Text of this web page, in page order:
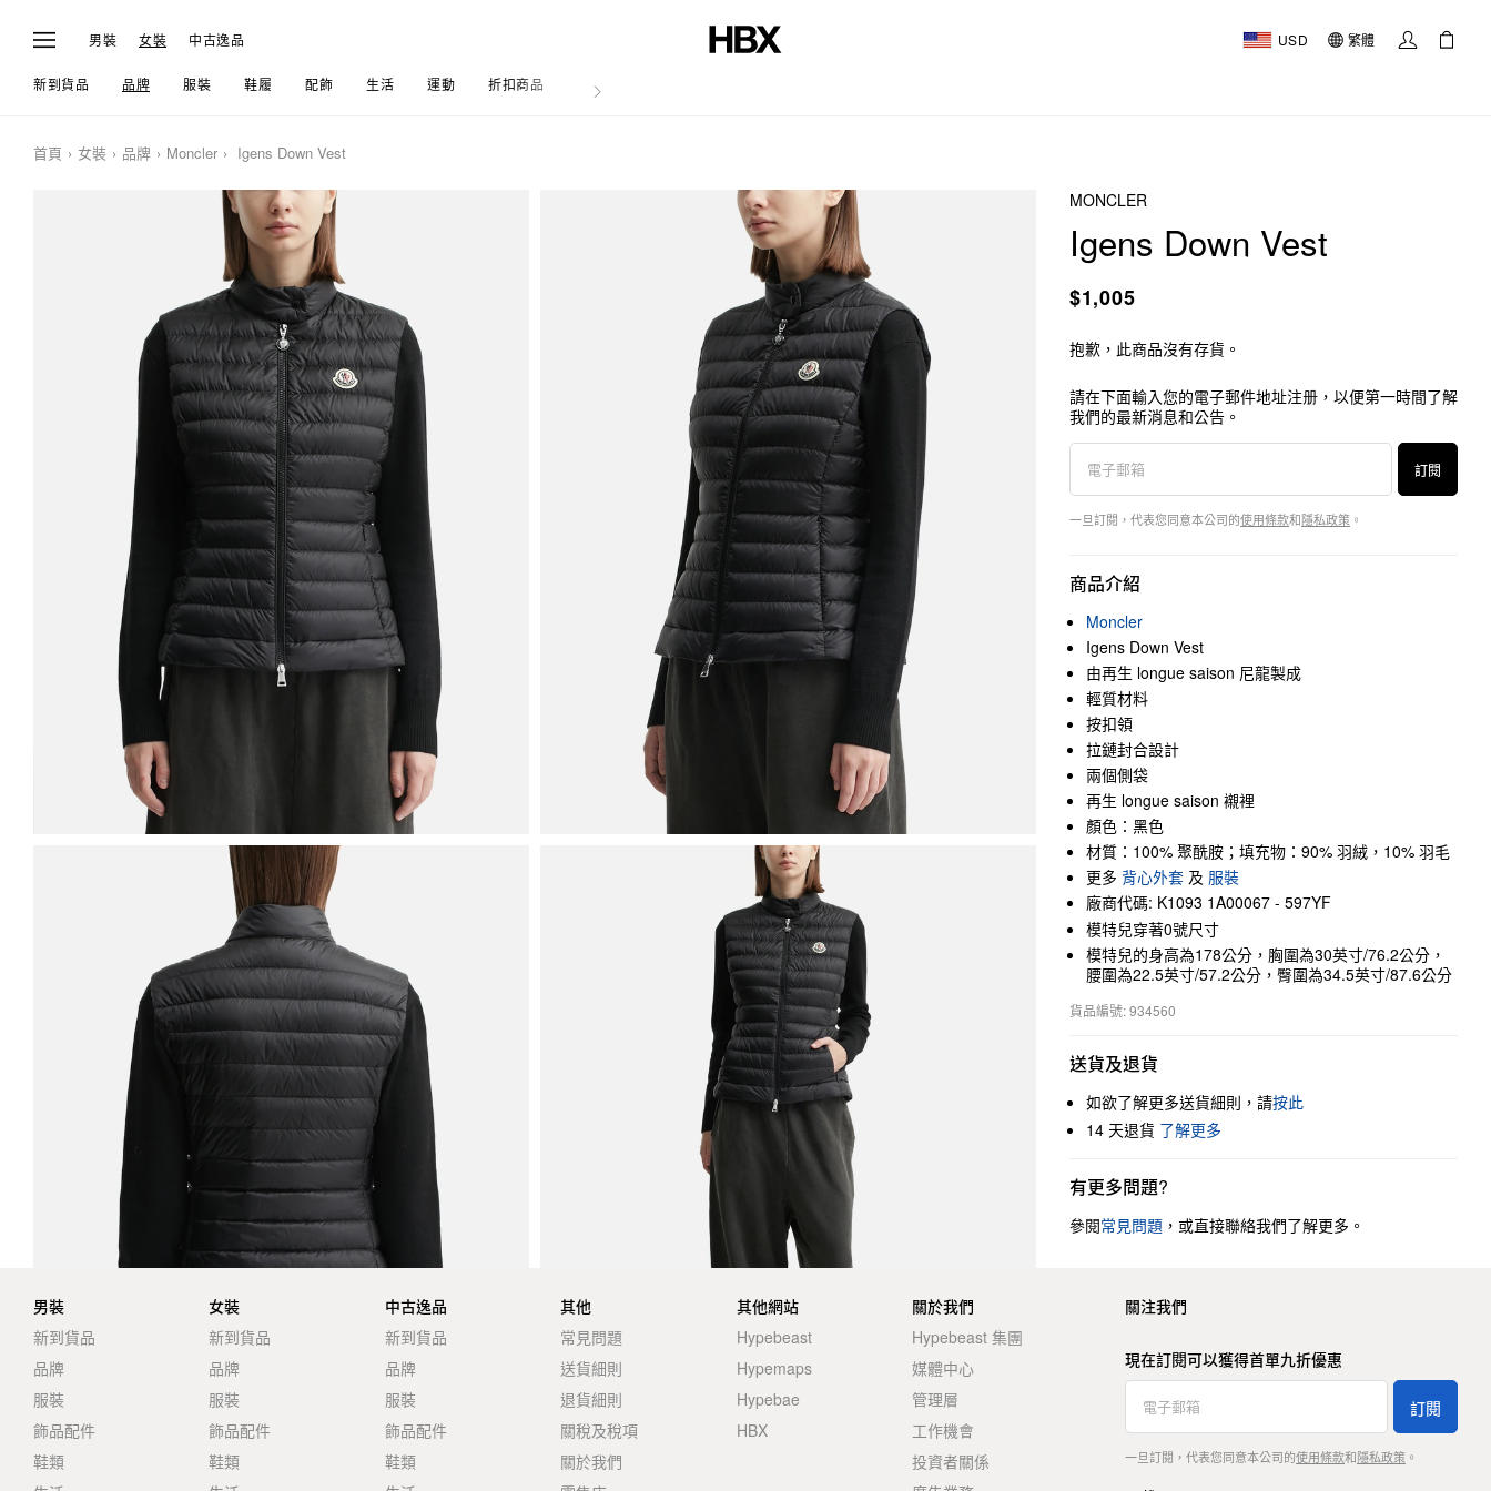
男裝 女裝 中古逸品 USD 繁體
新到貨品 品牌 服裝 鞋履 配飾 生活 運動 折扣商品 文章
首頁 女裝 品牌 Moncler Igens Down Vest
MONCLER
Igens Down Vest
$1,005
抱歉，此商品沒有存貨。
請在下面輸入您的電子郵件地址注册，以便第一時間了解
我們的最新消息和公告。
訂閱
一旦訂閱，代表您同意本公司的使用條款和隱私政策 。
商品介紹
Moncler
Igens Down Vest
由再生 longue saison 尼龍製成
輕質材料
按扣領
拉鏈封合設計
兩個側袋
再生 longue saison 襯裡
顏色：黑色
材質：100% 聚酰胺；填充物：90% 羽絨，10% 羽毛
更多 背心外套 及 服裝
廠商代碼: K1093 1A00067 - 597YF
模特兒穿著0號尺寸
模特兒的身高為178公分，胸圍為30英寸/76.2公分，
腰圍為22.5英寸/57.2公分，臀圍為34.5英寸/87.6公分
貨品編號: 934560
送貨及退貨
如欲了解更多送貨細則，請按此
14 天退貨 了解更多
有更多問題?
參閱常見問題 ，或直接聯絡我們了解更多。
男裝
新到貨品
品牌
服裝
飾品配件
鞋類
女裝
新到貨品
品牌
服裝
飾品配件
鞋類
中古逸品
新到貨品
品牌
服裝
飾品配件
鞋類
其他
常見問題
送貨細則
退貨細則
關稅及稅項
關於我們
其他網站
Hypebeast
Hypemaps
Hypebae
HBX
關於我們
Hypebeast 集團
媒體中心
管理層
工作機會
投資者關係
關注我們
現在訂閱可以獲得首單九折優惠
訂閱
一旦訂閱，代表您同意本公司的使用條款和隱私政策。